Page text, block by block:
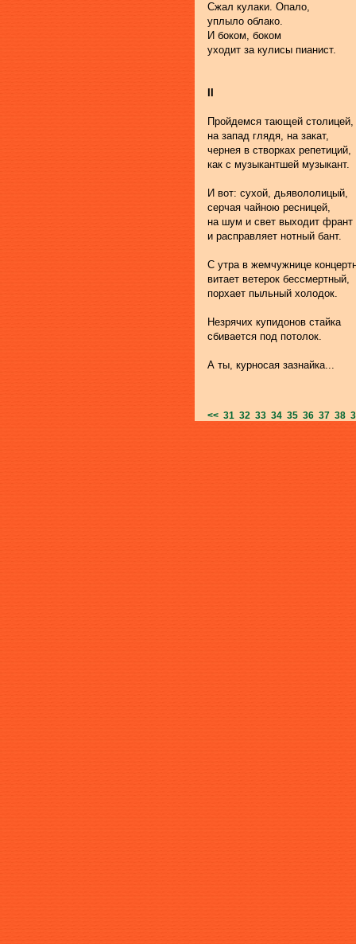
Сжал кулаки. Опало,
уплыло облако.
И боком, боком
уходит за кулисы пианист.
Пройдемся тающей столицей,
на запад глядя, на закат,
чернея в створках репетиций,
как с музыкантшей музыкант.
И вот: сухой, дьявололицый,
серчая чайною ресницей,
на шум и свет выходит франт
и расправляет нотный бант.
С утра в жемчужнице
витает ветерок бессмертный,
порхает пыльный холодок.
Незрячих купидонов стайка
сбивается под потолок.
А ты, курносая зазнайка...
<< 31 32 33 34 35 36 37 38